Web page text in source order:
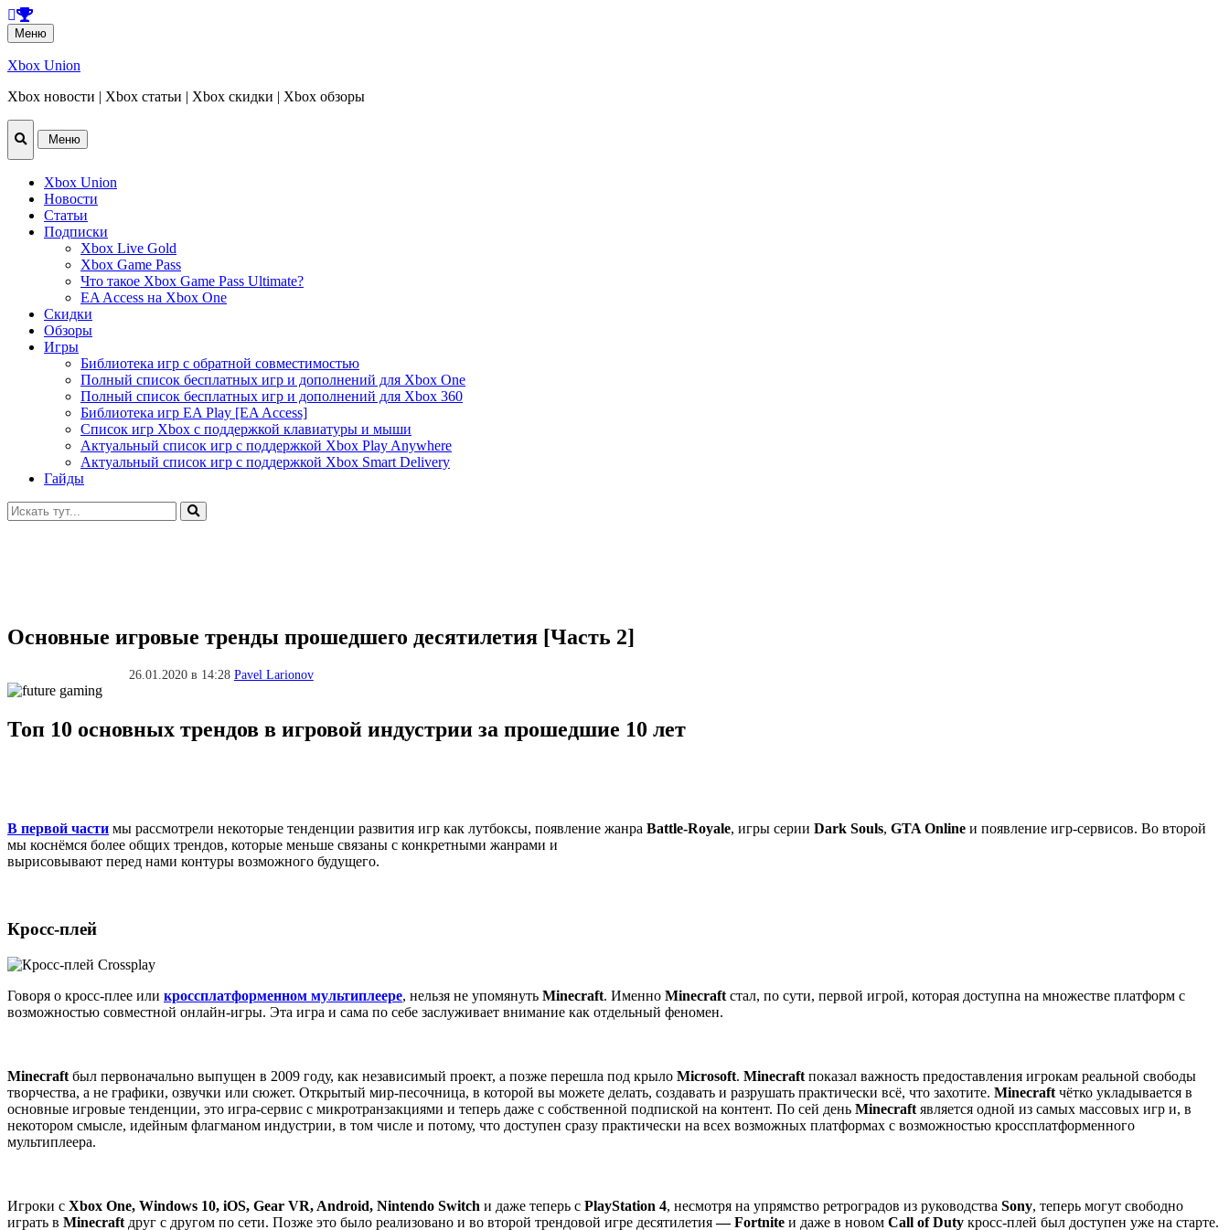
Меню Перейти
к
содержанию
Xbox Union
Xbox новости | Xbox статьи | Xbox скидки | Xbox обзоры
Меню к
Xbox Union
Новости
Статьи
Подписки
Xbox Live Gold
Xbox Game Pass
Что такое Xbox Game Pass Ultimate?
EA Access на Xbox One
Скидки
Обзоры
Игры
Библиотека игр с обратной совместимостью
Полный список бесплатных игр и дополнений для Xbox One
Полный список бесплатных игр и дополнений для Xbox 360
Библиотека игр EA Play [EA Access]
Список игр Xbox c поддержкой клавиатуры и мыши
Актуальный список игр с поддержкой Xbox Play Anywhere
Актуальный список игр с поддержкой Xbox Smart Delivery
Гайды
Искать:
Основные игровые тренды прошедшего десятилетия [Часть 2]
26.01.2020 в 14:28 Pavel Larionov
Топ 10 основных трендов в игровой индустрии за прошедшие 10 лет
В первой части мы рассмотрели некоторые тенденции развития игр как лутбоксы, появление жанра Battle-Royale, игры серии Dark Souls, GTA Online и появление игр-сервисов. Во второй
мы коснёмся более общих трендов, которые меньше связаны с конкретными жанрами и
вырисовывают перед нами контуры возможного будущего.
Кросс-плей
Говоря о кросс-плее или кроссплатформенном мультиплеере, нельзя не упомянуть Minecraft. Именно Minecraft стал, по сути, первой игрой, которая доступна на множестве платформ с
возможностью совместной онлайн-игры. Эта игра и сама по себе заслуживает внимание как отдельный феномен.
Minecraft был первоначально выпущен в 2009 году, как независимый проект, а позже перешла под крыло Microsoft. Minecraft показал важность предоставления игрокам реальной свободы
творчества, а не графики, озвучки или сюжет. Открытый мир-песочница, в которой вы можете делать, создавать и разрушать практически всё, что захотите. Minecraft чётко укладывается в
основные игровые тенденции, это игра-сервис с микротранзакциями и теперь даже с собственной подпиской на контент. По сей день Minecraft является одной из самых массовых игр и, в
некотором смысле, идейным флагманом индустрии, в том числе и потому, что доступен сразу практически на всех возможных платформах с возможностью кроссплатформенного
мультиплеера.
Игроки с Xbox One, Windows 10, iOS, Gear VR, Android, Nintendo Switch и даже теперь с PlayStation 4, несмотря на упрямство ретроградов из руководства Sony, теперь могут свободно
играть в Minecraft друг с другом по сети. Позже это было реализовано и во второй трендовой игре десятилетия— Fortnite и даже в новом Call of Duty кросс-плей был доступен уже на старте.